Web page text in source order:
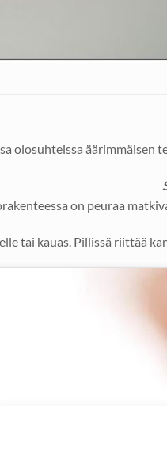
olosuhteissa äärimmäisen
on peuraa
tai kauas. Pillissä riittää